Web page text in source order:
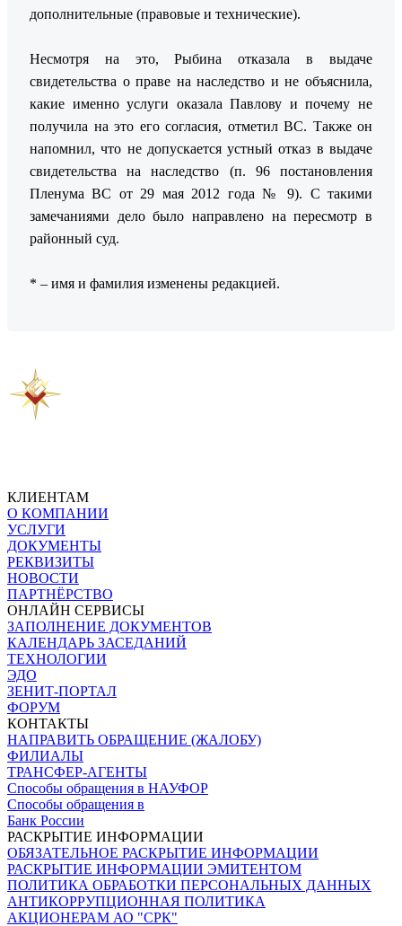
дополнительные (правовые и технические).
Несмотря на это, Рыбина отказала в выдаче
свидетельства о праве на наследство и не объяснила,
какие именно услуги оказала Павлову и почему не
получила на это его согласия, отметил ВС. Также он
напомнил, что не допускается устный отказ в выдаче
свидетельства на наследство (п. 96 постановления
Пленума ВС от 29 мая 2012 года № 9). С такими
замечаниями дело было направлено на пересмотр в
районный суд.
* – имя и фамилия изменены редакцией.
КЛИЕНТАМ
О КОМПАНИИ
УСЛУГИ
ДОКУМЕНТЫ
РЕКВИЗИТЫ
НОВОСТИ
ПАРТНЁРСТВО
ОНЛАЙН СЕРВИСЫ
ЗАПОЛНЕНИЕ ДОКУМЕНТОВ
КАЛЕНДАРЬ ЗАСЕДАНИЙ
ТЕХНОЛОГИИ
ЭДО
ЗЕНИТ-ПОРТАЛ
ФОРУМ
КОНТАКТЫ
НАПРАВИТЬ ОБРАЩЕНИЕ (ЖАЛОБУ)
ФИЛИАЛЫ
ТРАНСФЕР-АГЕНТЫ
Способы обращения в НАУФОР
Способы обращения в
Банк России
РАСКРЫТИЕ ИНФОРМАЦИИ
ОБЯЗАТЕЛЬНОЕ РАСКРЫТИЕ ИНФОРМАЦИИ
РАСКРЫТИЕ ИНФОРМАЦИИ ЭМИТЕНТОМ
ПОЛИТИКА ОБРАБОТКИ ПЕРСОНАЛЬНЫХ ДАННЫХ
АНТИКОРРУПЦИОННАЯ ПОЛИТИКА
АКЦИОНЕРАМ АО "СРК"